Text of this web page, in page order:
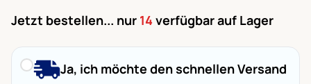
Jetzt bestellen... nur 14 verfügbar auf Lager
Ja, ich möchte den schnellen Versand